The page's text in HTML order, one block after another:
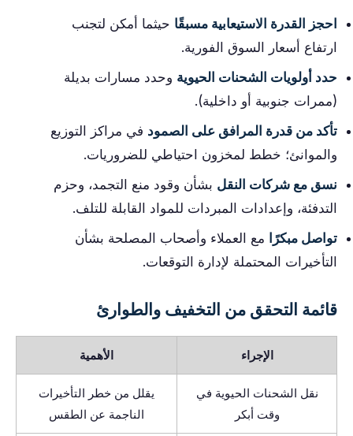
احجز القدرة الاستيعابية مسبقًا حيثما أمكن لتجنب
ارتفاع أسعار السوق الفورية.
حدد أولويات الشحنات الحيوية وحدد مسارات بديلة
(ممرات جنوبية أو داخلية).
تأكد من قدرة المرافق على الصمود في مراكز التوزيع
والموانئ؛ خطط لمخزون احتياطي للضروريات.
نسق مع شركات النقل بشأن وقود منع التجمد، وحزم
التدفئة، وإعدادات المبردات للمواد القابلة للتلف.
تواصل مبكرًا
مع العملاء وأصحاب المصلحة بشأن
التأخيرات المحتملة لإدارة التوقعات.
قائمة التحقق من التخفيف والطوارئ
الإجراء الأهمية
نقل الشحنات الحيوية في
وقت أبكر
يقلل من خطر التأخيرات
الناجمة عن الطقس